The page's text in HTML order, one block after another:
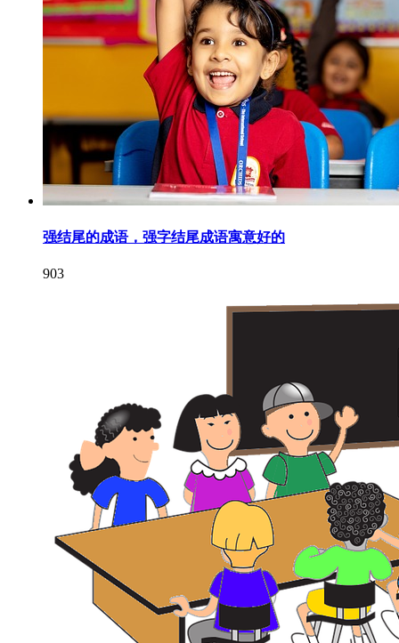
强结尾的成语，强字结尾成语寓意好的
903